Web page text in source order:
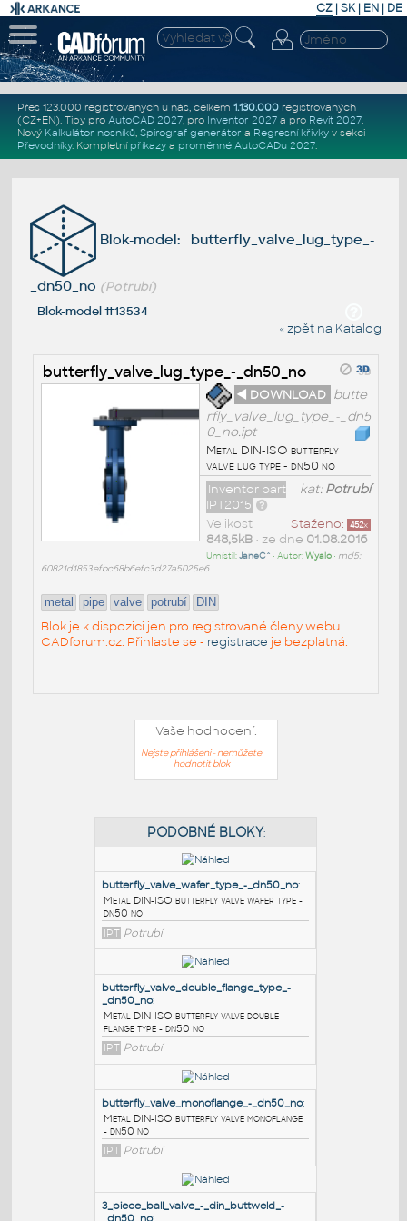
CZ | SK| EN | DE
Přes 123.000 registrovaných u nás, celkem 1.130.000registrovaných
(CZ+EN). Tipy pro AutoCAD 2027, pro Inventor 2027a pro Revit 2027.
Nový Kalkulátor nosníků, Spirograf generátor a Regresní křivkyv sekci
Převodníky. Kompletní příkazya proměnné AutoCADu 2027.
Blok-model: butterfly_valve_lug_type_-
_dn50_no (Potrubí)
Blok-model #13534
« zpět na Katalog
butterfly_valve_lug_type_-_dn50_no
◄ DOWNLOAD butte
rfly_valve_lug_type_-_dn5
0_no.ipt
Metal DIN-ISO butterfly
valve lug type - dn50 no
kat:Potrubí
Inventor part
IPT2015
Staženo: 452x
Velikost
848,5kB• ze dne 01.08.2016
Umístil:JaneC^ • Autor:Wyalo• md5:
60821d1853efbc68b6efc3d27a5025e6
metal pipe valve potrubí DIN
Blok je k dispozici jen pro registrované členy webu
CADforum.cz. Přihlaste se - registrace je bezplatná.
Vaše hodnocení:
Nejste přihlášeni - nemůžete
hodnotit blok
PODOBNÉ BLOKY
butterfly_valve_wafer_type_-_dn50_no
IPT Potrubí
butterfly_valve_double_flange_type_-
Metal DIN-ISO butterfly valve double
flange type - dn50 no